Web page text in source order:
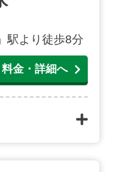
駅より徒歩8分
料金・詳細へ